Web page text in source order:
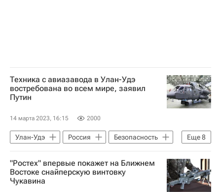
Техника с авиазавода в Улан-Удэ
востребована во всем мире, заявил
Путин
14 марта 2023, 16:15 2000
Еще8
Улан-Удэ Россия
Безопасность
Владимир Путин
Европа
Улан-Удэнский авиационный завод
Ульяновский автомобильный завод (УАЗ)
"Ростех" впервые покажет на Ближнем
Востоке снайперскую винтовку
Чукавина